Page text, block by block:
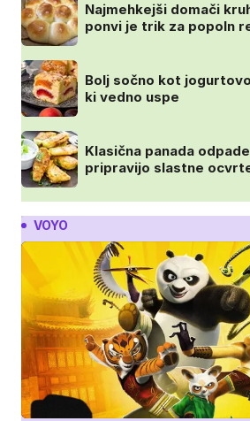
Najmehkejši domači
ponvi je trik za popoln
Bolj sočno kot
ki vedno uspe
Klasična panada
pripravijo slastne
VOYO